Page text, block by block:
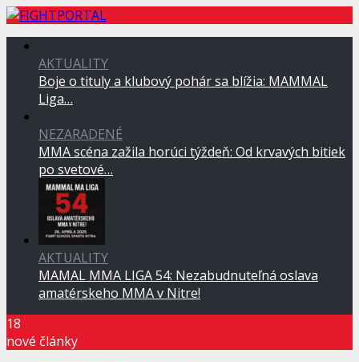
AKTUALITY
Boje o tituly a klubový pohár sa blížia: MAMMAL
Liga…
NEZARADENÉ
MMA scéna zažila horúci týždeň: Od krvavých bitiek
po svetové…
AKTUALITY
MAMAL MMA LIGA 54: Nezabudnuteľná oslava
amatérskeho MMA v Nitre!
18
nové články